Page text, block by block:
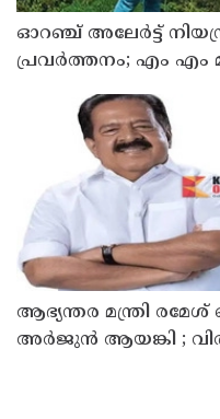
ഓറഞ്ച് അലേര്‍ട്ട്
പ്രവര്‍ത്തനം; എം
ആഭ്യന്തര മന്ത്രി രമേശ്
അ‍ർജുൻ ആയങ്കി ;